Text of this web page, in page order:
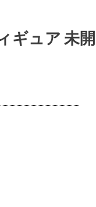
ギュア 未開